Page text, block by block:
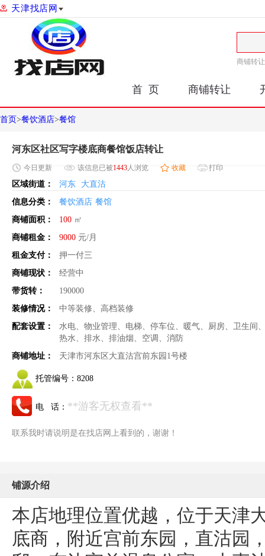
天津找店网
商铺转让
首 页 商铺转让
首页>餐饮酒店>餐馆
河东区社区写字楼底商餐馆饭店转让
今日 更新 该信息已被1443人浏览 收藏 打印
区域街道： 河东
大直沽
信息分类：
餐饮酒店 餐馆
商铺面积：
100 ㎡
商铺租金：
9000 元/月
租金支付：
押一付三
商铺现状：
经营中
带货转：
190000
装修情况：
中等装修、高档装修
配套设置：
水电、物业管理、电梯、停车位、暖气、厨房、卫生间
热水、排水、排油烟、空调、消防
商铺地址：
天津市河东区大直沽宫前东园1号楼
托管编号： 8208
电 话： **游客无权查看**
联系我时请说明是在找店网上看到的，谢谢！
铺源介绍
本店地理位置优越，位于天津
底商，附近宫前东园，直沽园